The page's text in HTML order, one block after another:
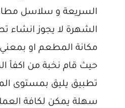
السريعة و سلاسل
الشهرة لا يجوز انشاء
مكانة المطعم او
حيث قام نخبة من اكفأ
تطبيق يليق بمستوى
سهلة يمكن لكافة